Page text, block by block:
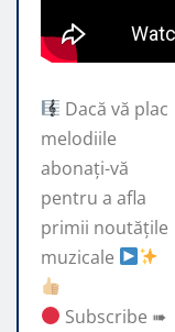
Dacă vă plac
melodiile
abonați-vă
pentru a afla
primii noutățile
muzicale
Subscribe ➠